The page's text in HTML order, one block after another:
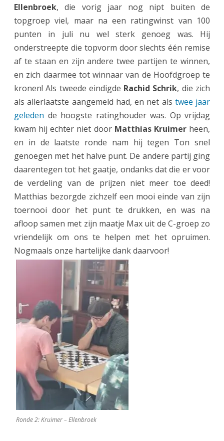
Ellenbroek, die vorig jaar nog nipt buiten de
topgroep viel, maar na een ratingwinst van 100
punten in juli nu wel sterk genoeg was. Hij
onderstreepte die topvorm door slechts één remise
af te staan en zijn andere twee partijen te winnen,
en zich daarmee tot winnaar van de Hoofdgroep te
kronen! Als tweede eindigde Rachid Schrik, die zich
als allerlaatste aangemeld had, en net als twee jaar
geleden de hoogste ratinghouder was. Op vrijdag
kwam hij echter niet door Matthias Kruimerheen,
en in de laatste ronde nam hij tegen Ton snel
genoegen met het halve punt. De andere partij ging
daarentegen tot het gaatje, ondanks dat die er voor
de verdeling van de prijzen niet meer toe deed!
Matthias bezorgde zichzelf een mooi einde van zijn
toernooi door het punt te drukken, en was na
afloop samen met zijn maatje Max uit de C-groep zo
vriendelijk om ons te helpen met het opruimen.
Nogmaals onze hartelijke dank daarvoor!
Ronde 2: Kruimer – Ellenbroek